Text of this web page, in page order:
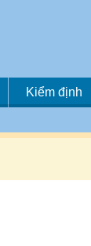
Kiểm định